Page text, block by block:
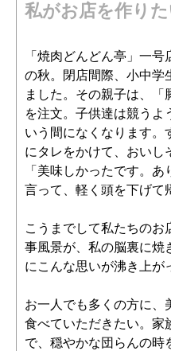
私がお店を作り
「焼肉どんどん亭」一
の秋。閉店間際、小中学
ました。その親子は、「
を注文。子供達は競うよ
いう間になくなります。
にタレをかけて、おいし
「美味しかったです。
言って、軽く頭を下げて
こうまでして私たちのお
事風景が、私の脳裏に焼
にこんな思いが沸き上が
お一人でも多くの方に、
食べていただきたい。家
で、穏やかな団らんの時